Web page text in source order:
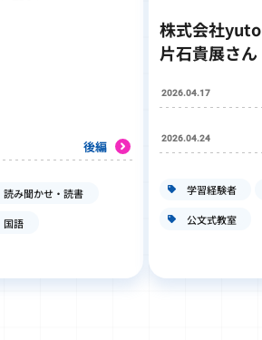
後編
読み聞かせ・読書
国語
株式会社
片石貴展さん
2026.04.17
2026.04.24
学習経験者
公文式教室